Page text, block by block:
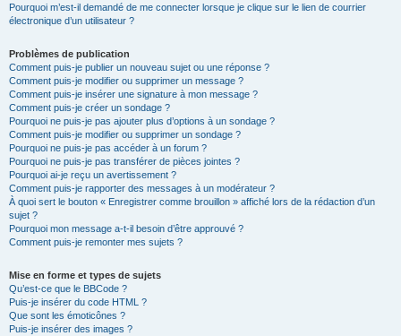
Pourquoi m’est-il demandé de me connecter lorsque je clique sur le lien de courrier
électronique d’un utilisateur ?
Problèmes de publication
Comment puis-je publier un nouveau sujet ou une réponse ?
Comment puis-je modifier ou supprimer un message ?
Comment puis-je insérer une signature à mon message ?
Comment puis-je créer un sondage ?
Pourquoi ne puis-je pas ajouter plus d’options à un sondage ?
Comment puis-je modifier ou supprimer un sondage ?
Pourquoi ne puis-je pas accéder à un forum ?
Pourquoi ne puis-je pas transférer de pièces jointes ?
Pourquoi ai-je reçu un avertissement ?
Comment puis-je rapporter des messages à un modérateur ?
À quoi sert le bouton « Enregistrer comme brouillon » affiché lors de la rédaction d’un
sujet ?
Pourquoi mon message a-t-il besoin d’être approuvé ?
Comment puis-je remonter mes sujets ?
Mise en forme et types de sujets
Qu’est-ce que le BBCode ?
Puis-je insérer du code HTML ?
Que sont les émoticônes ?
Puis-je insérer des images ?